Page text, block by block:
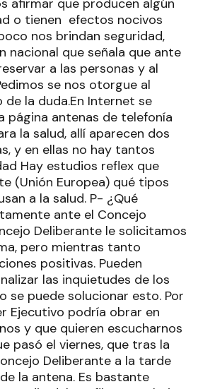
afirmar que producen algún
o tienen efectos nocivos
nos brindan seguridad,
nacional que señala que ante
a las personas y al
se nos otorgue al
de la duda.En Internet se
página antenas de telefonía
la salud, allí aparecen dos
y en ellas no hay tantos
Hay estudios reflex que
(Unión Europea) qué tipos
a la salud. P- ¿Qué
ante el Concejo
Deliberante le solicitamos
pero mientras tanto
positivas. Pueden
las inquietudes de los
se puede solucionar esto. Por
Ejecutivo podría obrar en
y que quieren escucharnos
pasó el viernes, que tras la
Deliberante a la tarde
la antena. Es bastante